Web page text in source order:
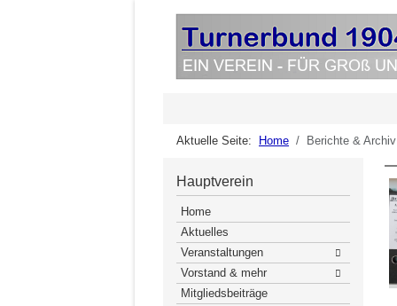
Aktuelle Seite: Home Berichte & Archiv
Hauptverein
Home
Aktuelles
Veranstaltungen
Vorstand & mehr
Mitgliedsbeiträge